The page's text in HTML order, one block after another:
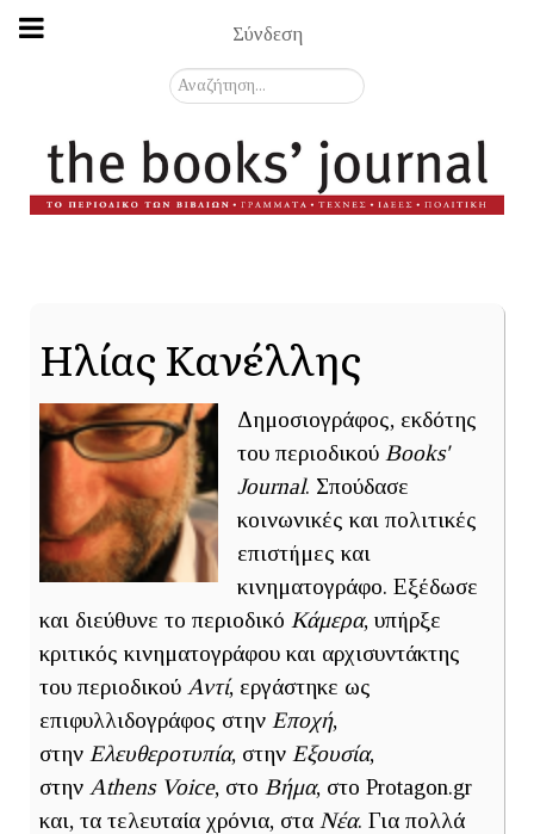
Σύνδεση
Αναζήτηση...
Ηλίας Κανέλλης
Δημοσιογράφος, εκδότης
του περιοδικού Books'
Journal. Σπούδασε
κοινωνικές και πολιτικές
επιστήμες και
κινηματογράφο. Εξέδωσε
και διεύθυνε το περιοδικό Κάμερα, υπήρξε
κριτικός κινηματογράφου και αρχισυντάκτης
του περιοδικού Αντί, εργάστηκε ως
επιφυλλιδογράφος στην Εποχή,
στην Ελευθεροτυπία, στην Εξουσία,
στην Athens Voice, στο Βήμα, στο Protagon.gr
και, τα τελευταία χρόνια, στα Νέα. Για πολλά